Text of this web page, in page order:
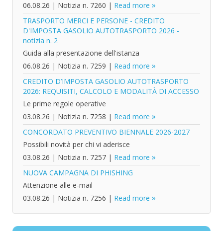
06.08.26 | Notizia n. 7260 | Read more
TRASPORTO MERCI E PERSONE - CREDITO
D'IMPOSTA GASOLIO AUTOTRASPORTO 2026 -
notizia n. 2
Guida alla presentazione dell'istanza
06.08.26 | Notizia n. 7259 | Read more
CREDITO D’IMPOSTA GASOLIO AUTOTRASPORTO
2026: REQUISITI, CALCOLO E MODALITÀ DI ACCESSO
Le prime regole operative
03.08.26 | Notizia n. 7258 | Read more
CONCORDATO PREVENTIVO BIENNALE 2026-2027
Possibili novità per chi vi aderisce
03.08.26 | Notizia n. 7257 | Read more
NUOVA CAMPAGNA DI PHISHING
Attenzione alle e-mail
03.08.26 | Notizia n. 7256 | Read more